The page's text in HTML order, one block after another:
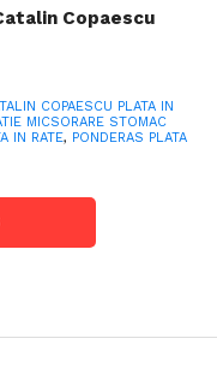
Copaescu
COPAESCU PLATA IN
MICSORARE STOMAC
IN RATE, PONDERAS PLATA